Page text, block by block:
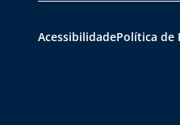
AcessibilidadePolítica de